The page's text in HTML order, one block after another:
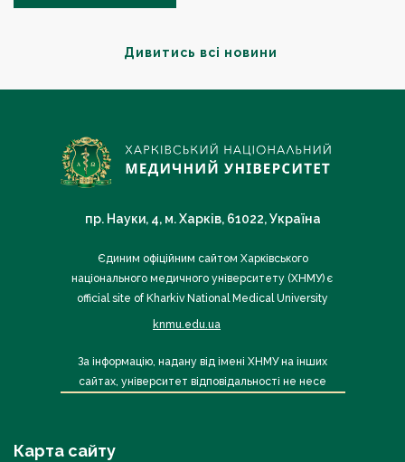
Дивитись всі новини
пр. Науки, 4, м. Харків, 61022, Україна
Єдиним офіційним сайтом Харківського
національного медичного університету (ХНМУ) є
official site of Kharkiv National Medical University
knmu.edu.ua
За інформацію, надану від імені ХНМУ на інших
сайтах, університет відповідальності не несе
Карта сайту